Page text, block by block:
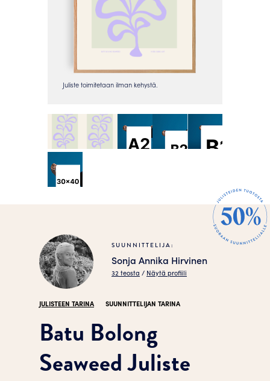
SUUNNITTELIJA:
Sonja Annika Hirvinen
32 teosta / Näytä profiili
JULISTEEN TARINA SUUNNITTELIJAN TARINA
Batu Bolong
Seaweed Juliste